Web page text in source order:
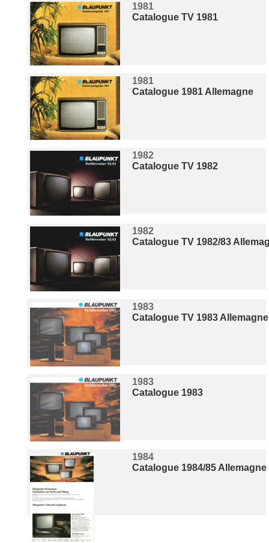
1981
Catalogue TV 1981
1981
Catalogue 1981 Allemagne
1982
Catalogue TV 1982
1982
Catalogue TV 1982/83
1983
Catalogue TV 1983 Allemagne
1983
Catalogue 1983
1984
Catalogue 1984/85 Allemagne